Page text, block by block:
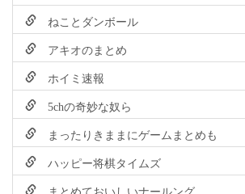
ねことダンボール
アキオのまとめ
ホイミ速報
5chの奇妙な奴ら
まったりきままにゲームまとめも
ハッピー将棋タイムズ
まとめておいしいナールング